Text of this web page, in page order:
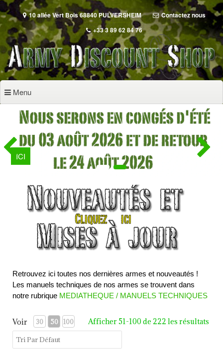
Aller
au
contenu
principal
10 allée Vert Bois 68840 PULVERSHEIM
Contactez nous
+33 3 89 62 84 76
Menu
ICI
1
2
Retrouvez ici toutes nos dernières armes et nouveautés !
Les manuels techniques de nos armes se trouvent dans
notre rubrique MEDIATHEQUE / MANUELS TECHNIQUES
Voir 30 50 100 Afficher 51-100 de 222 les résultats